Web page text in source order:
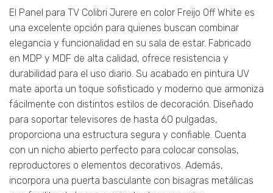
El Panel para TV Colibri Jurere en color Freijo Off White es
una excelente opción para quienes buscan combinar
elegancia y funcionalidad en su sala de estar. Fabricado
en MDP y MDF de alta calidad, ofrece resistencia y
durabilidad para el uso diario. Su acabado en pintura UV
mate aporta un toque sofisticado y moderno que armoniza
fácilmente con distintos estilos de decoración. Diseñado
para soportar televisores de hasta 60 pulgadas,
proporciona una estructura segura y confiable. Cuenta
con un nicho abierto perfecto para colocar consolas,
reproductores o elementos decorativos. Además,
incorpora una puerta basculante con bisagras metálicas